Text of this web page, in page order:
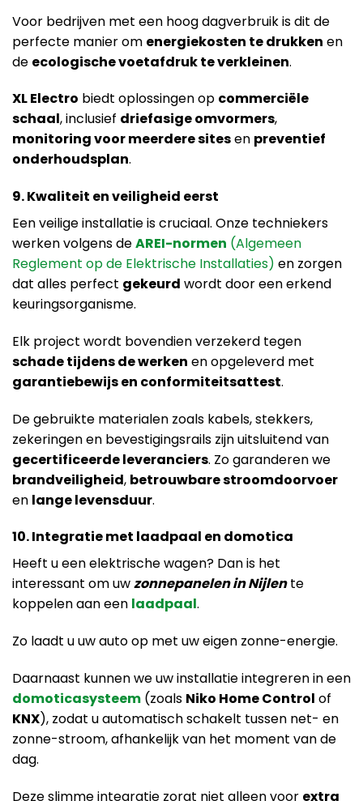
Voor bedrijven met een hoog dagverbruik is dit de
perfecte manier om energiekosten te drukken en
de ecologische voetafdruk te verkleinen.
XL Electro biedt oplossingen op commerciële
schaal, inclusief driefasige omvormers,
monitoring voor meerdere sitesen preventief
onderhoudsplan.
9. Kwaliteit en veiligheid eerst
Een veilige installatie is cruciaal. Onze techniekers
werken volgens deAREI-normen (Algemeen
Reglement op de Elektrische Installaties) en zorgen
dat alles perfect gekeurd wordt door een erkend
keuringsorganisme.
Elk project wordt bovendien verzekerd tegen
schade tijdens de werken en opgeleverd met
garantiebewijs en conformiteitsattest.
De gebruikte materialen zoals kabels, stekkers,
zekeringen en bevestigingsrails zijn uitsluitend van
gecertificeerde leveranciers. Zo garanderen we
brandveiligheid, betrouwbare stroomdoorvoer
en lange levensduur.
10. Integratie met laadpaal en domotica
Heeft u een elektrische wagen? Dan is het
interessant om uwzonnepanelen in Nijlente
koppelen aan een laadpaal.
Zo laadt u uw auto op met uw eigen zonne-energie.
Daarnaast kunnen we uw installatie integreren in een
domoticasysteem (zoals Niko Home Control of
KNX), zodat u automatisch schakelt tussen net- en
zonne-stroom, afhankelijk van het moment van de
dag.
Deze slimme integratie zorgt niet alleen voor extra